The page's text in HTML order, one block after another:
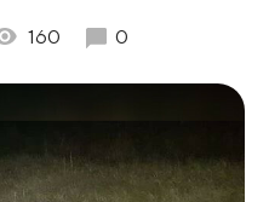
160 0